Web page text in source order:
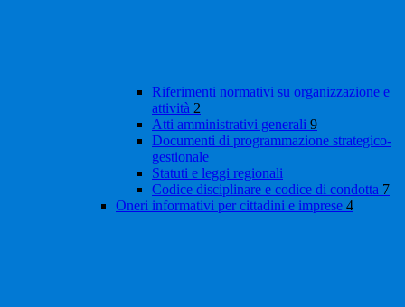
Riferimenti normativi su organizzazione e
attività 2
Atti amministrativi generali 9
Documenti di programmazione strategico-
gestionale
Statuti e leggi regionali
Codice disciplinare e codice di condotta 7
Oneri informativi per cittadini e imprese 4